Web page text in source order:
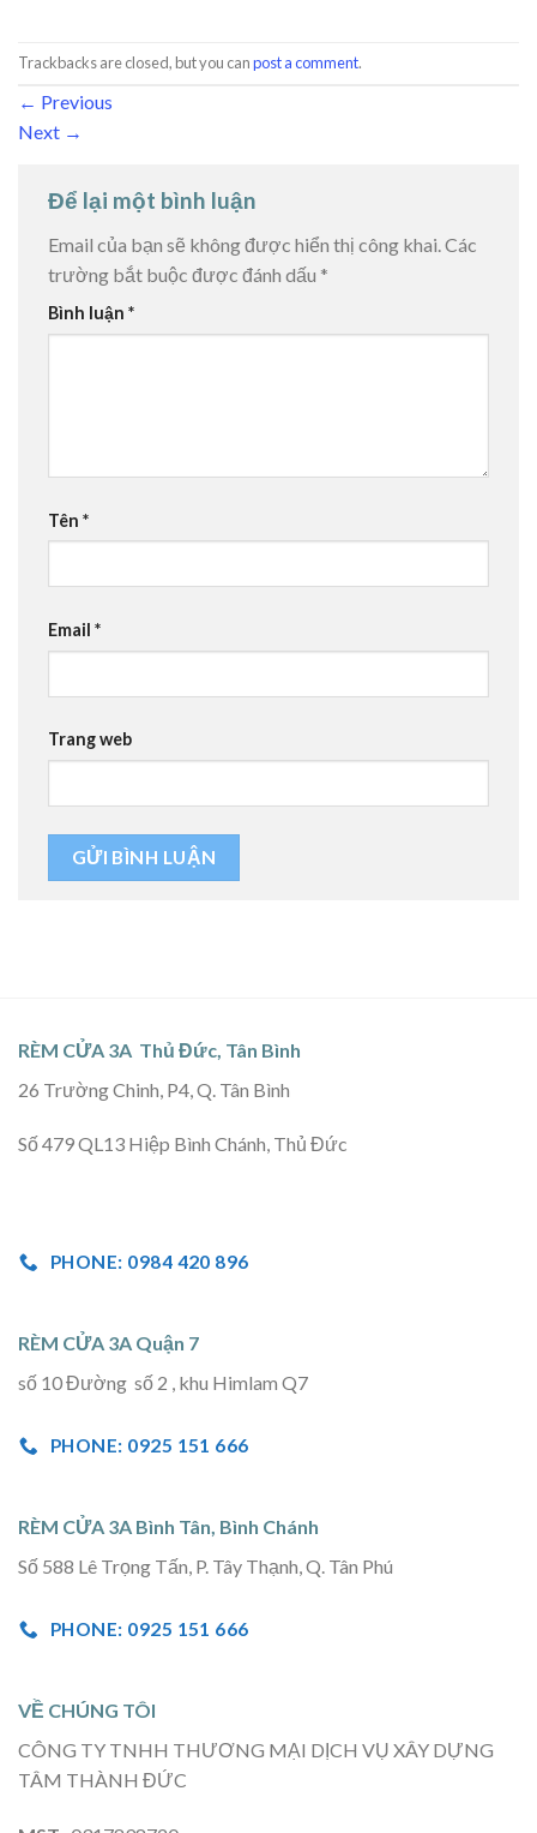
Trackbacks are closed, but you canpost a comment.
← Previous
Next →
Để lại một bình luận
Email của bạn sẽ không được hiển thị công khai.Các
trường bắt buộc được đánh dấu *
Bình luận *
Tên *
Email *
Trang web
RÈM CỬA 3A Thủ Đức, Tân Bình
26 Trường Chinh, P4, Q. Tân Bình
Số 479 QL13 Hiệp Bình Chánh, Thủ Đức
PHONE: 0984 420 896
RÈM CỬA 3A Quận 7
số 10 Đường số 2 , khu Himlam Q7
PHONE: 0925 151 666
RÈM CỬA 3A Bình Tân, Bình Chánh
Số 588 Lê Trọng Tấn, P. Tây Thạnh, Q. Tân Phú
PHONE: 0925 151 666
VỀ CHÚNG TÔI
CÔNG TY TNHH THƯƠNG MẠI DỊCH VỤ XÂY DỰNG
TÂM THÀNH ĐỨC